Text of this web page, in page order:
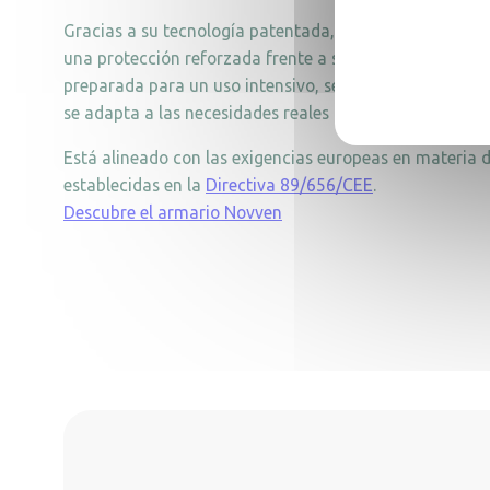
Gracias a su tecnología patentada, validada por
una protección reforzada frente a sustancias nocivas.
preparada para un uso intensivo, se integra
se adapta a las necesidades reales del terreno.
Está alineado con las exigencias europeas en materia
establecidas en la Directiva 89/656/CEE.
Descubre el armario Novven